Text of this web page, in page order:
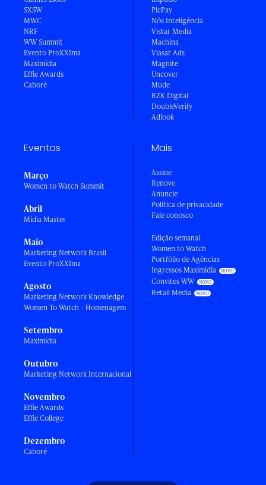
SXSW
MWC
NRF
WW Summit
Evento ProXXIma
Maximídia
Effie Awards
Caboré
PicPay
Nós Inteligência
Vistar Media
Machina
Viasat Ads
Magnite
Uncover
Mude
RZK Digital
DoubleVerify
Adlook
Eventos
Março
Women to Watch Summit
Abril
Mídia Master
Maio
Marketing Network Brasil
Evento ProXXIma
Agosto
Marketing Network Knowledge
Women To Watch - Homenagem
Setembro
Maximídia
Outubro
Marketing Network Internacional
Novembro
Effie Awards
Effie College
Dezembro
Caboré
Mais
Assine
Renove
Anuncie
Política de privacidade
Fale conosco
Edição semanal
Women to Watch
Portfólio de Agências
Ingressos Maximídia
Convites WW
Retail Media